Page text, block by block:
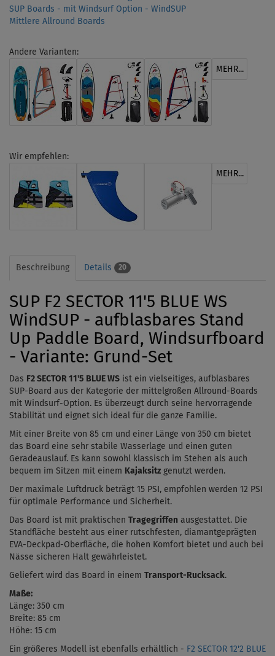
SUP Boards - mit Windsurf Option - WindSUP
Mittlere Allround Boards
Andere Varianten:
MEHR...
Wir empfehlen:
MEHR...
Beschreibung Details 20
SUP F2 SECTOR 11'5 BLUE WS
WindSUP - aufblasbares Stand
Up Paddle Board, Windsurfboard
- Variante: Grund-Set
Das F2 SECTOR 11'5 BLUE WS ist ein vielseitiges, aufblasbares
SUP-Board aus der Kategorie der mittelgroßen Allround-Boards
mit Windsurf-Option. Es überzeugt durch seine hervorragende
Stabilität und eignet sich ideal für die ganze Familie.
Mit einer Breite von 85 cm und einer Länge von 350 cm bietet
das Board eine sehr stabile Wasserlage und einen guten
Geradeauslauf. Es kann sowohl klassisch im Stehen als auch
bequem im Sitzen mit einem Kajaksitz genutzt werden.
Der maximale Luftdruck beträgt 15 PSI, empfohlen werden 12 PSI
für optimale Performance und Sicherheit.
Das Board ist mit praktischen Tragegriffen ausgestattet. Die
Standfläche besteht aus einer rutschfesten, diamantgeprägten
EVA-Deckpad-Oberfläche, die hohen Komfort bietet und auch bei
Nässe sicheren Halt gewährleistet.
Geliefert wird das Board in einem Transport-Rucksack.
Maße:
Länge: 350 cm
Breite: 85 cm
Höhe: 15 cm
Ein größeres Modell ist ebenfalls erhältlich - F2 SECTOR 12'2 BLUE